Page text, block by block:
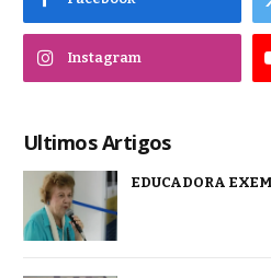
Instagram
Ultimos Artigos
EDUCADORA